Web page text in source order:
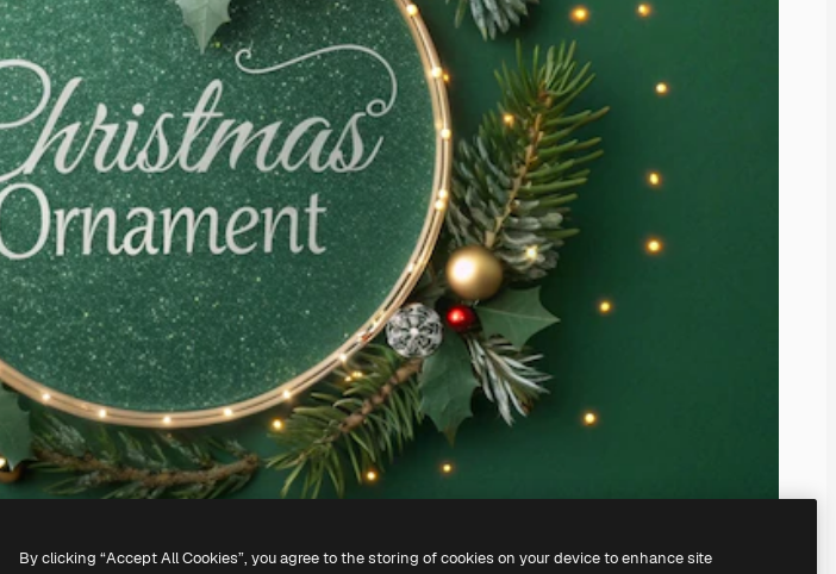
By clicking “Accept All Cookies”, you agree to the storing of cookies on your device to enhance site